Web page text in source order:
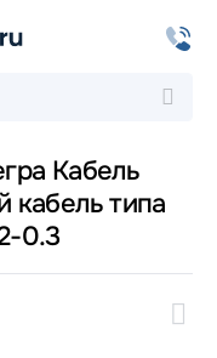
Кабель
кабель типа
0.3